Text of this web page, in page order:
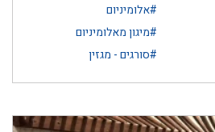
#אלומיניום
#מיגון מאלומיניום
#סורגים - מגזין